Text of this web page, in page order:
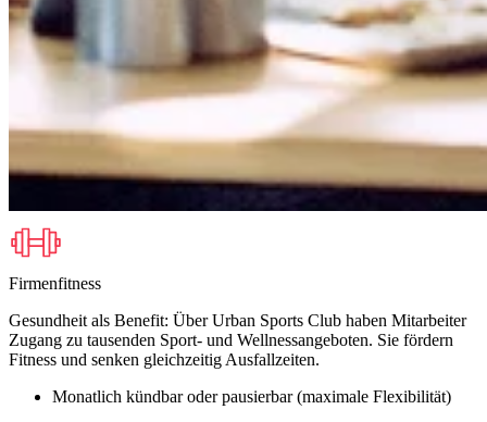
Firmenfitness
Gesundheit als Benefit: Über Urban Sports Club haben Mitarbeiter
Zugang zu tausenden Sport- und Wellnessangeboten. Sie fördern
Fitness und senken gleichzeitig Ausfallzeiten.
Monatlich kündbar oder pausierbar (maximale Flexibilität)